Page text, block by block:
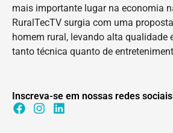
mais importante lugar na economia
RuralTecTV surgia com uma
homem rural, levando alta qualidade
tanto técnica quanto de
Inscreva-se em nossas redes sociais